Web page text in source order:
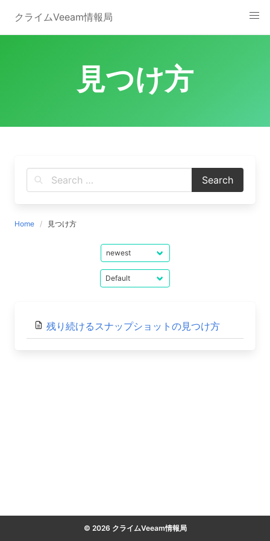
content
クライムVeeam情報局
見つけ方
Home 見つけ方
残り続けるスナップショットの見つけ方
© 2026 クライムVeeam情報局